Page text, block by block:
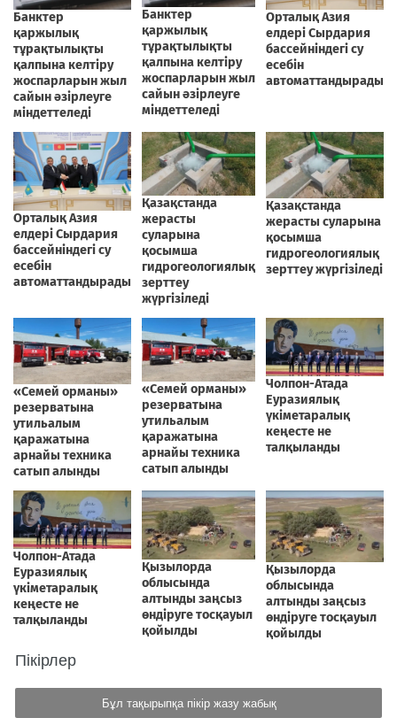
Пікірлер
Бұл тақырыпқа пікір жазу жабық